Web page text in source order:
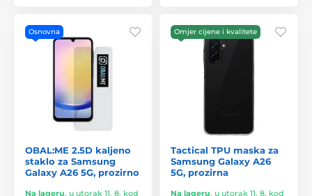
Osnovna
OBAL:ME 2.5D kaljeno
staklo za Samsung
Galaxy A26 5G, prozirno
Na lageru, u utorak 11. 8. kod
Omjer cijene i kvalitete
Tactical TPU maska za
Samsung Galaxy A26
5G, prozirna
Na lageru, u utorak 11. 8. kod